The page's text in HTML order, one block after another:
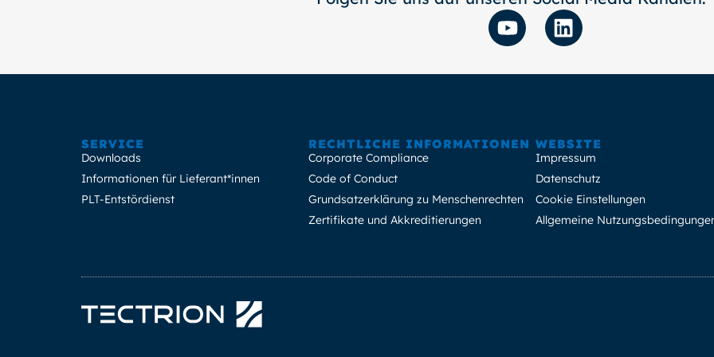
SERVICE
Downloads
Informationen für Lieferant*innen
PLT-Entstördienst
RECHTLICHE INFORMATIONEN
Corporate Compliance
Code of Conduct
Grundsatzerklärung zu Menschenrechten
Zertifikate und Akkreditierungen
WEBSITE
Impressum
Datenschutz
Cookie Einstellungen
Allgemeine